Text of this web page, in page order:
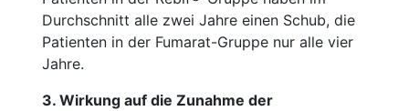
Durchschnitt alle zwei Jahre einen Schub, die
Patienten in der Fumarat-Gruppe nur alle vier
Jahre.
3. Wirkung auf die Zunahme der